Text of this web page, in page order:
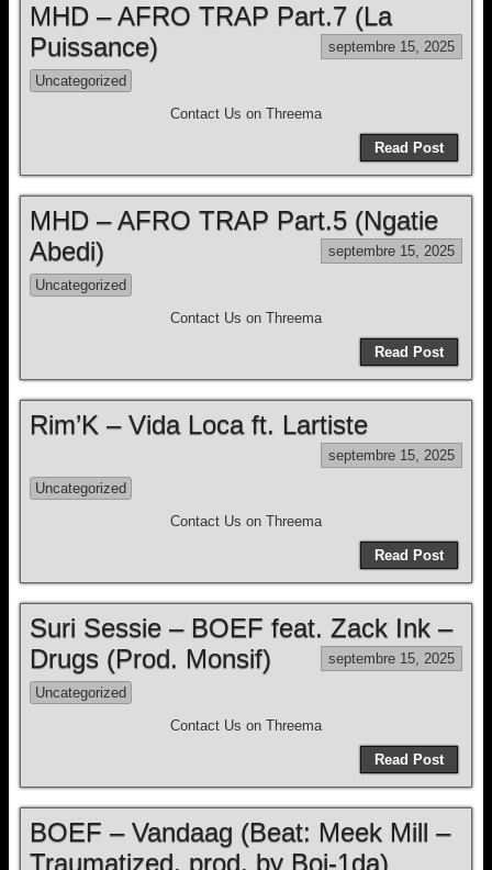
MHD – AFRO TRAP Part.7 (La
Puissance)
septembre 15, 2025
Uncategorized
Contact Us on Threema
Read Post
MHD – AFRO TRAP Part.5 (Ngatie
Abedi)
septembre 15, 2025
Uncategorized
Contact Us on Threema
Read Post
Rim’K – Vida Loca ft. Lartiste
septembre 15, 2025
Uncategorized
Contact Us on Threema
Read Post
Suri Sessie – BOEF feat. Zack Ink –
Drugs (Prod. Monsif)
septembre 15, 2025
Uncategorized
Contact Us on Threema
Read Post
BOEF – Vandaag (Beat: Meek Mill –
Traumatized, prod. by Boi-1da)